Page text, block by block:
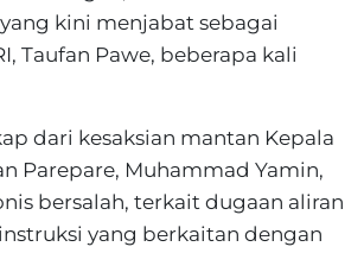
kini menjabat sebagai
Taufan Pawe, beberapa kali
dari kesaksian mantan Kepala
Parepare, Muhammad Yamin,
bersalah, terkait dugaan aliran
yang berkaitan dengan